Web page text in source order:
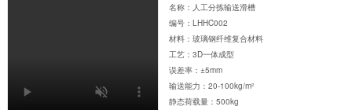
名称：人工分拣输送滑槽
编号：LHHC002
材料：玻璃钢纤维复合材料
工艺：3D一体成型
误差率：±5mm
输送能力：20-100kg/m²
静态荷载量：500kg